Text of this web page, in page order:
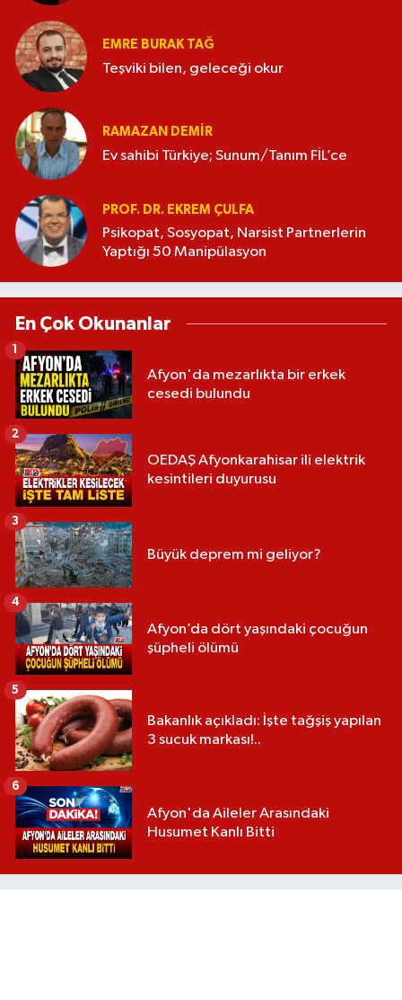
EMRE BURAK TAĞ
Teşviki bilen, geleceği okur
RAMAZAN DEMİR
Ev sahibi Türkiye; Sunum/Tanım FİL’ce
PROF. DR. EKREM ÇULFA
Psikopat, Sosyopat, Narsist Partnerlerin
Yaptığı 50 Manipülasyon
En Çok Okunanlar
Afyon'da mezarlıkta bir erkek
cesedi bulundu
1
OEDAŞ Afyonkarahisar ili elektrik
kesintileri duyurusu
2
Büyük deprem mi geliyor?
3
Afyon’da dört yaşındaki çocuğun
şüpheli ölümü
4
Bakanlık açıkladı: İşte tağşiş yapılan
3 sucuk markası!..
5
Afyon'da Aileler Arasındaki
Husumet Kanlı Bitti
6